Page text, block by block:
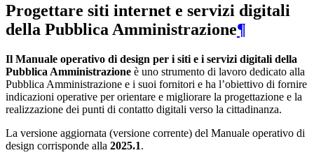
Progettare siti internet e servizi digitali
della Pubblica Amministrazione¶
Il Manuale operativo di design per i siti e i servizi digitali della
Pubblica Amministrazione è uno strumento di lavoro dedicato alla
Pubblica Amministrazione e i suoi fornitori e ha l’obiettivo di fornire
indicazioni operative per orientare e migliorare la progettazione e la
realizzazione dei punti di contatto digitali verso la cittadinanza.
La versione aggiornata (versione corrente) del Manuale operativo di
design corrisponde alla 2025.1.